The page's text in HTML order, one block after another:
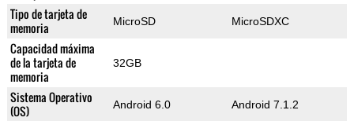
Tipo de tarjeta de
memoria
MicroSD MicroSDXC
Capacidad máxima
de la tarjeta de
memoria
32GB
Sistema Operativo
(OS)
Android 6.0 Android 7.1.2